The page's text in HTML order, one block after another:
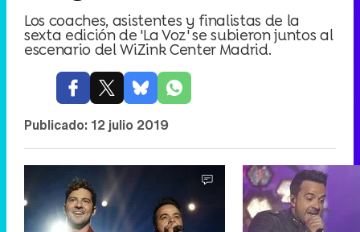
Los coaches, asistentes y finalistas de la
sexta edición de 'La Voz' se subieron juntos al
escenario del WiZink Center Madrid.
Publicado: 12 julio 2019